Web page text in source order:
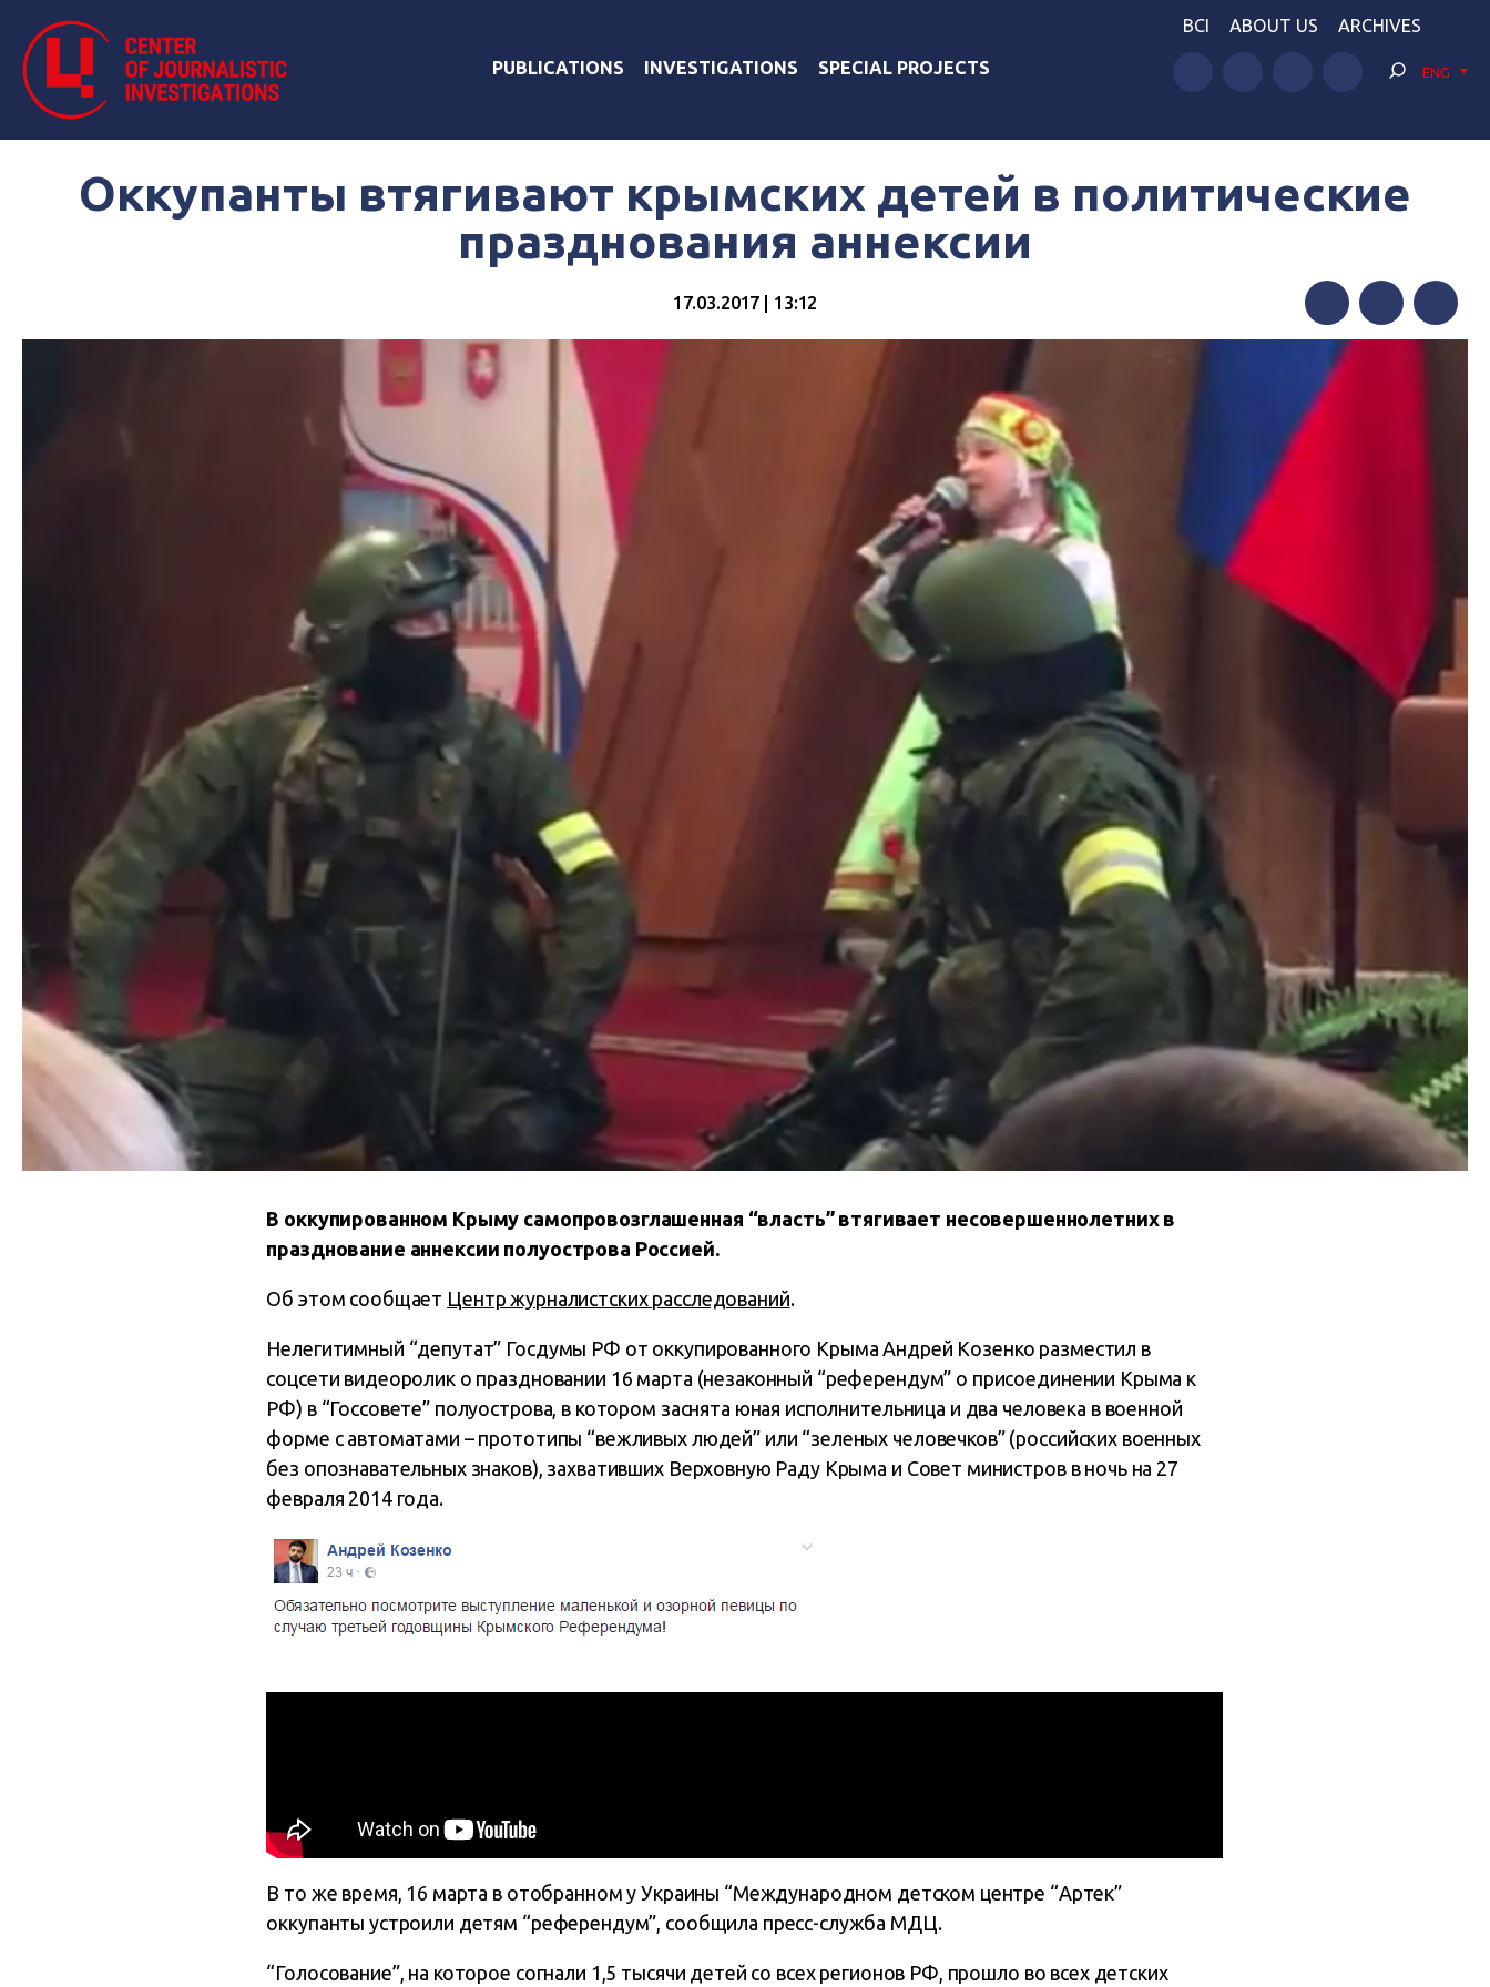
PUBLICATIONS INVESTIGATIONS SPECIAL PROJECTS
BCI ABOUT US ARCHIVES
ENG
Оккупанты втягивают крымских детей в политические
празднования аннексии
17.03.2017 | 13:12
Facebook
В оккупированном Крыму самопровозглашенная “власть” втягивает несовершеннолетних в
празднование аннексии полуострова Россией.
Об этом сообщает Центр журналистских расследований.
Нелегитимный “депутат” Госдумы РФ от оккупированного Крыма Андрей Козенко разместил в
соцсети видеоролик о праздновании 16 марта (незаконный “референдум” о присоединении Крыма к
РФ) в “Госсовете” полуострова, в котором заснята юная исполнительница и два человека в военной
форме с автоматами – прототипы “вежливых людей” или “зеленых человечков” (российских военных
без опознавательных знаков), захвативших Верховную Раду Крыма и Совет министров в ночь на 27
февраля 2014 года.
В то же время, 16 марта в отобранном у Украины “Международном детском центре “Артек”
оккупанты устроили детям “референдум”, сообщила пресс-служба МДЦ.
“Голосование”, на которое согнали 1,5 тысячи детей со всех регионов РФ, прошло во всех детских